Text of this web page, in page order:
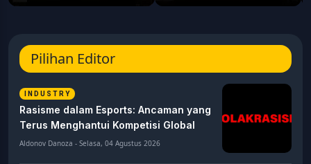
Pilihan Editor
INDUSTRY
Rasisme dalam Esports: Ancaman yang
Terus Menghantui Kompetisi Global
Aldonov Danoza - Selasa, 04 Agustus 2026